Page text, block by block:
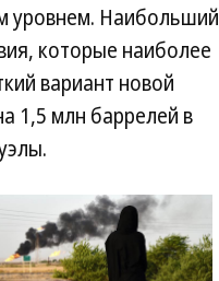
уровнем. Наибольший
которые наиболее
вариант новой
1,5 млн баррелей в